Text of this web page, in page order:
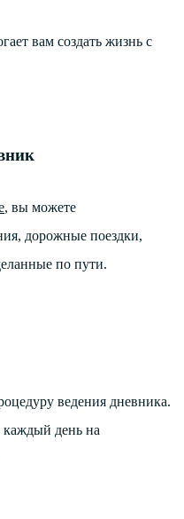
вам создать жизнь с
, вы можете
дорожные поездки,
по пути.
ведения дневника.
день на